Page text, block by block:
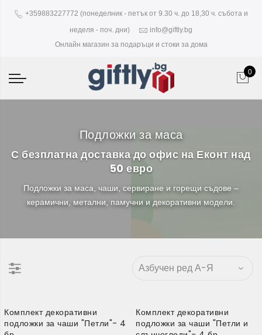
+359883227772 (понеделник - петък от 9.30 ч. до 18,30 ч. събота и
неделя - поч. дни)
info@giftly.bg
Онлайн магазин за подаръци и стоки за дома
0
Подложки за маса
С безплатна доставка до офис на Еконт над
50 евро
Подложки за маса, чаши, сервиране и горещи съдове –
керамични, метални, памучни и декоративни модели.
Комплект декоративни
подложки за чаши "Петли"- 4
Комплект декоративни
подложки за чаши "Петли и